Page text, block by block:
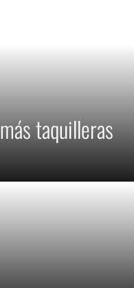
taquilleras